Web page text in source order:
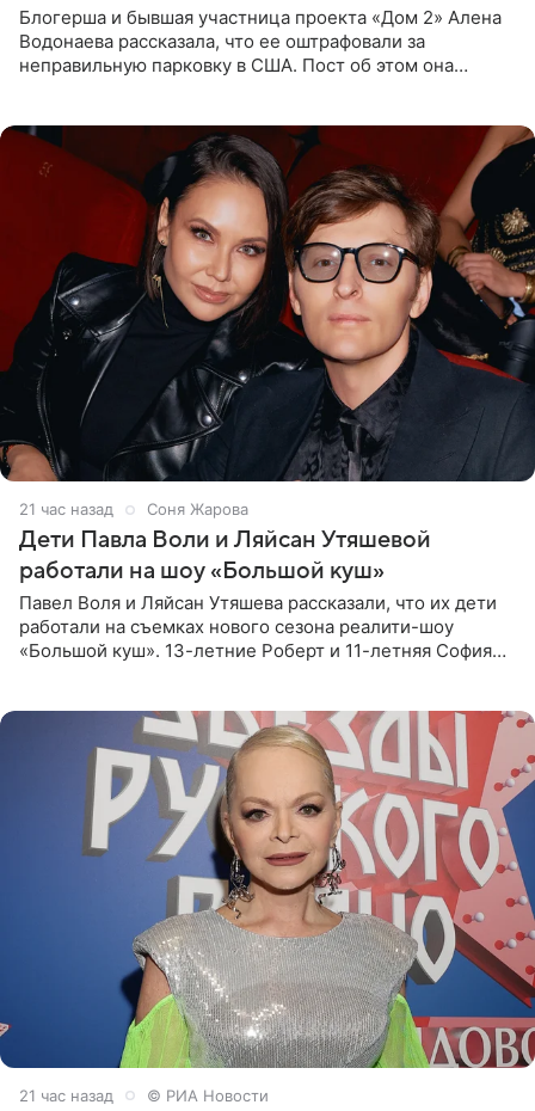
Блогерша и бывшая участница проекта «Дом 2» Алена
Водонаева рассказала, что ее оштрафовали за
неправильную парковку в США. Пост об этом она
21 час назад Соня Жарова
Дети Павла Воли и Ляйсан Утяшевой
работали на шоу «Большой куш»
Павел Воля и Ляйсан Утяшева рассказали, что их дети
работали на съемках нового сезона реалити-шоу
«Большой куш». 13-летние Роберт и 11-летняя София
21 час назад © РИА Новости